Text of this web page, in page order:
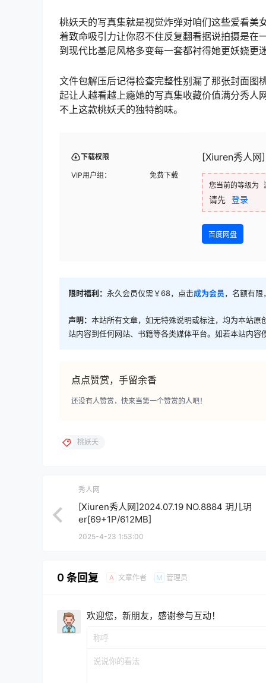
桃妖夭的写真集就是视觉炸弹对咱们这些爱看美
着致命吸引力让你忍不住反复翻看据说拍摄是在
到现代比基尼风格多变每一套都衬得她更妖娆更
文件包解压后记得检查完整性别漏了那张封面图
起让人越看越上瘾她的写真集收藏价值满分秀人
不上这款桃妖夭的独特韵味。
下载权限
VIP用户组： 免费下载
[Xiuren秀人
您当前的等级为
请先 登录
百度网盘
限时福利： 永久会员仅需￥68，点击成为会员，名额有
声明： 本站所有文章，如无特殊说明或标注，均为本站
站内容到任何网站、书籍等各类媒体平台。如若本站内
点点赞赏，手留余香
还没有人赞赏，快来当第一个赞赏的人吧！
桃妖夭
秀人网
[Xiuren秀人网]2024.07.19 NO.8884 玥儿玥
er[69+1P/612MB]
2025-4-23 1:53:00
0 条回复 A 文章作者 M 管理员
欢迎您，新朋友，感谢参与互动！